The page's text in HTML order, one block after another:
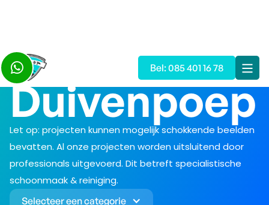
Bel: 085 401 16 78

Duivenpoep
Let op: projecten kunnen mogelijk schokkende beelden
bevatten. Al onze projecten worden uitsluitend door
professionals uitgevoerd. Dit betreft specialistische
schoonmaak & reiniging.
Selecteer een categorie